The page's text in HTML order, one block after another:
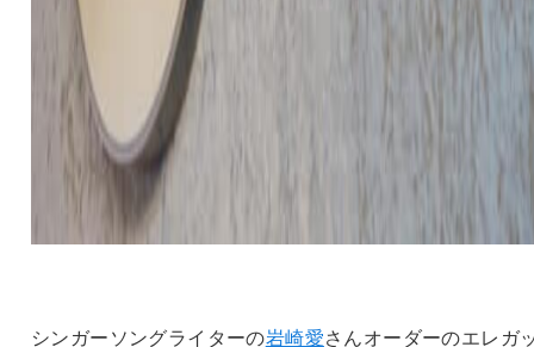
シンガーソングライターの岩崎愛さんオーダーのエレガ